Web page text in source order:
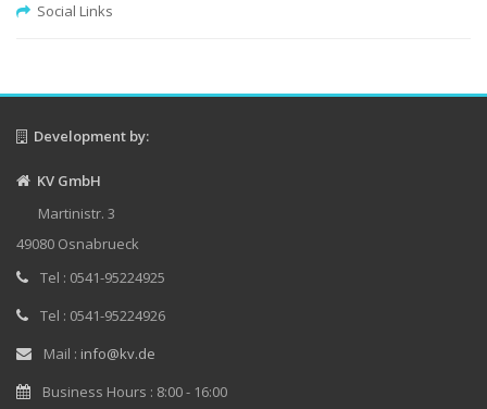
Social Links
Development by:
KV GmbH
Martinistr. 3
49080 Osnabrueck
Tel : 0541-95224925
Tel : 0541-95224926
Mail : info@kv.de
Business Hours : 8:00 - 16:00